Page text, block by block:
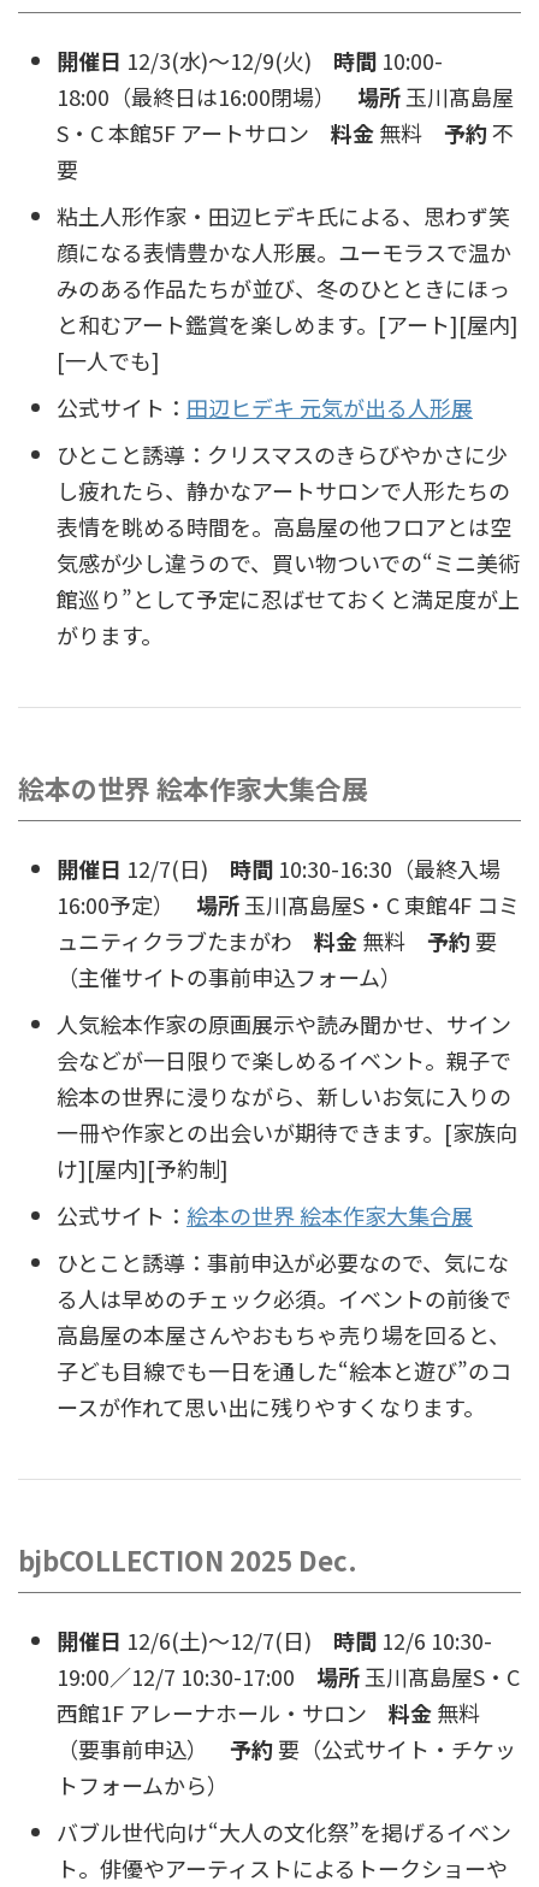
開催日 12/3(水)〜12/9(火) 時間 10:00-
18:00（最終日は16:00閉場） 場所玉川髙島屋
S・C 本館5F アートサロン 料金無料 予約不
要
粘土人形作家・田辺ヒデキ氏による、思わず笑
顔になる表情豊かな人形展。ユーモラスで温か
みのある作品たちが並び、冬のひとときにほっ
と和むアート鑑賞を楽しめます。[アート][屋内]
[一人でも]
公式サイト： 田辺ヒデキ 元気が出る人形展
ひとこと誘導：クリスマスのきらびやかさに少
し疲れたら、静かなアートサロンで人形たちの
表情を眺める時間を。高島屋の他フロアとは空
気感が少し違うので、買い物ついでの“ミニ美術
館巡り”として予定に忍ばせておくと満足度が上
がります。
絵本の世界 絵本作家大集合展
開催日 12/7(日) 時間 10:30-16:30（最終入場
16:00予定） 場所玉川髙島屋S・C 東館4F コミ
ュニティクラブたまがわ 料金無料 予約要
（主催サイトの事前申込フォーム）
人気絵本作家の原画展示や読み聞かせ、サイン
会などが一日限りで楽しめるイベント。親子で
絵本の世界に浸りながら、新しいお気に入りの
一冊や作家との出会いが期待できます。[家族向
け][屋内][予約制]
公式サイト： 絵本の世界 絵本作家大集合展
ひとこと誘導：事前申込が必要なので、気にな
る人は早めのチェック必須。イベントの前後で
高島屋の本屋さんやおもちゃ売り場を回ると、
子ども目線でも一日を通した“絵本と遊び”のコ
ースが作れて思い出に残りやすくなります。
bjbCOLLECTION 2025 Dec.
開催日 12/6(土)〜12/7(日) 時間 12/6 10:30-
19:00／12/7 10:30-17:00 場所玉川髙島屋S・C
西館1F アレーナホール・サロン 料金無料
（要事前申込） 予約要（公式サイト・チケッ
トフォームから）
バブル世代向け“大人の文化祭”を掲げるイベン
ト。俳優やアーティストによるトークショーや